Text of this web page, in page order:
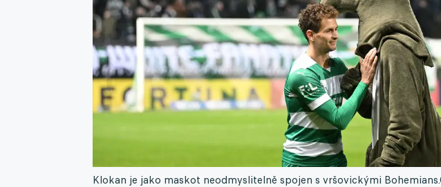
Klokan je jako maskot neodmyslitelně spojen s vršovickými Bohemians.